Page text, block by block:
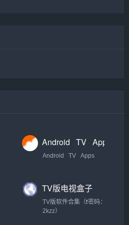
Android⠀TV⠀Apps【盒
子TV大全】
Android⠀TV⠀Apps
TV版电视盒子
APP合集
TV版软件合集（❗密码：
2kzz）